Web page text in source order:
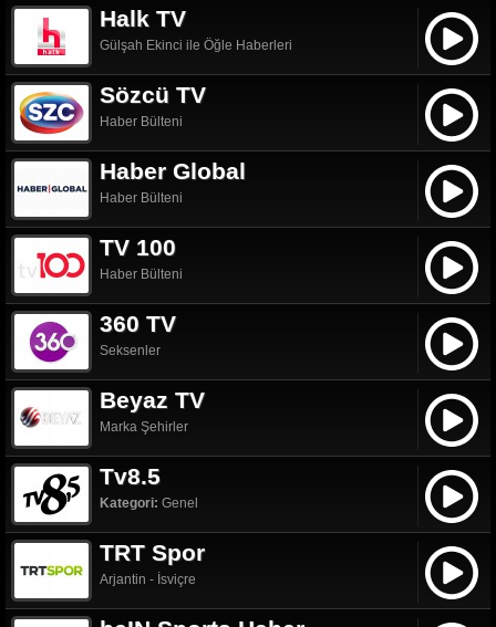
Halk TV
Gülşah Ekinci ile Öğle Haberleri
Sözcü TV
Haber Bülteni
Haber Global
Haber Bülteni
TV 100
Haber Bülteni
360 TV
Seksenler
Beyaz TV
Marka Şehirler
Tv8.5
Kategori: Genel
TRT Spor
Arjantin - İsviçre